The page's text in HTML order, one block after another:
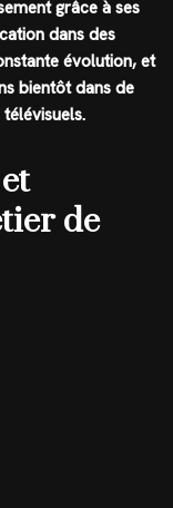
grâce à ses
dans des
évolution, et
bientôt dans de
de